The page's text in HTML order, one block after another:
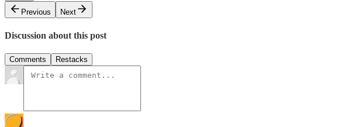
Previous
Next
Discussion about this post
Comments Restacks